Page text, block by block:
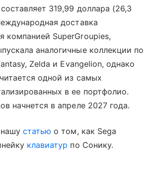
319,99 доллара (26,3
доставка
компанией SuperGroupies,
аналогичные коллекции по
Zelda и Evangelion, однако
одной из самых
в ее портфолио.
начнется в апреле 2027 года.
статью о том, как Sega
клавиатур по Сонику.